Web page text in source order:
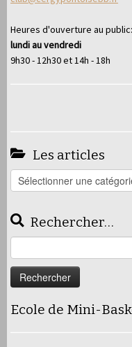
Heures d'ouverture au public:
lundi au vendredi
9h30 - 12h30 et 14h - 18h
Les articles
Les
articles
Rechercher…
Ecole de Mini-